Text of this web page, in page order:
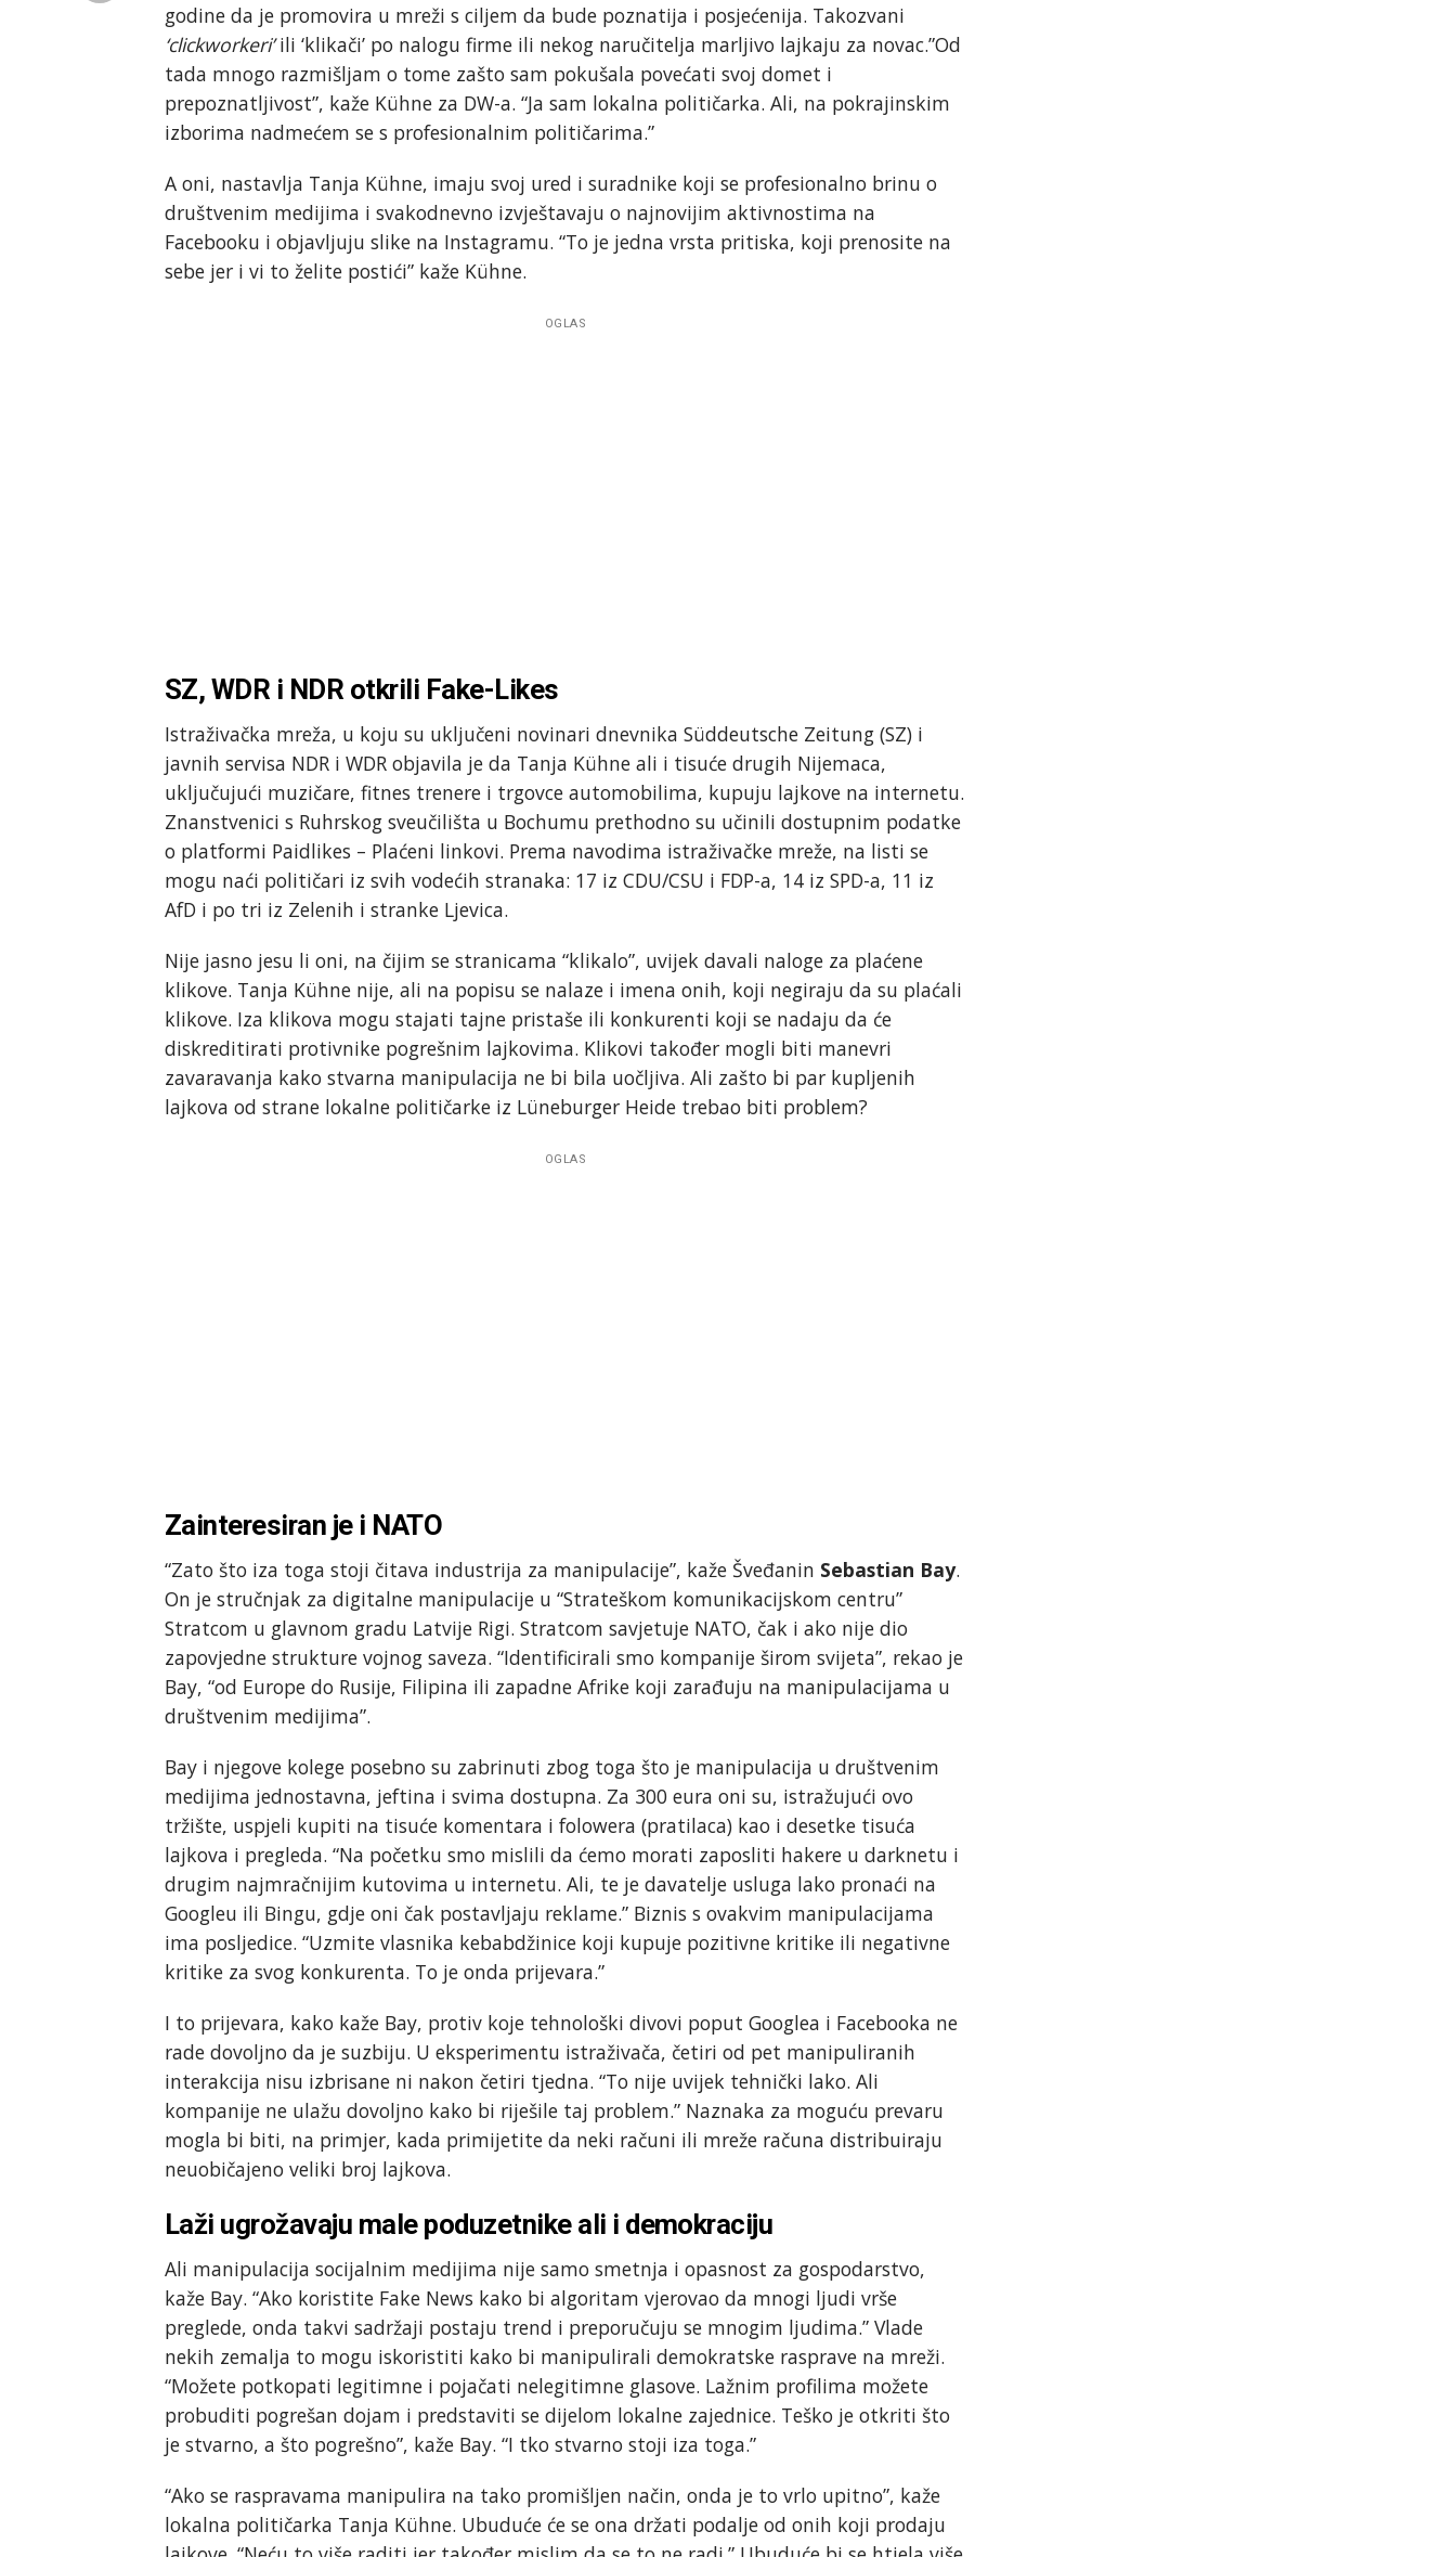
godine da je promovira u mreži s ciljem da bude poznatija i posjećenija. Takozvani
‘clickworkeri’ili ‘klikači’ po nalogu firme ili nekog naručitelja marljivo lajkaju za novac.”Od
tada mnogo razmišljam o tome zašto sam pokušala povećati svoj domet i
prepoznatljivost”, kaže Kühne za DW-a. “Ja sam lokalna političarka. Ali, na pokrajinskim
izborima nadmećem se s profesionalnim političarima.”
A oni, nastavlja Tanja Kühne, imaju svoj ured i suradnike koji se profesionalno brinu o
društvenim medijima i svakodnevno izvještavaju o najnovijim aktivnostima na
Facebooku i objavljuju slike na Instagramu. “To je jedna vrsta pritiska, koji prenosite na
sebe jer i vi to želite postići” kaže Kühne.
OGLAS
SZ, WDR i NDR otkrili Fake-Likes
Istraživačka mreža, u koju su uključeni novinari dnevnika Süddeutsche Zeitung (SZ) i
javnih servisa NDR i WDR objavila je da Tanja Kühne ali i tisuće drugih Nijemaca,
uključujući muzičare, fitnes trenere i trgovce automobilima, kupuju lajkove na internetu.
Znanstvenici s Ruhrskog sveučilišta u Bochumu prethodno su učinili dostupnim podatke
o platformi Paidlikes – Plaćeni linkovi. Prema navodima istraživačke mreže, na listi se
mogu naći političari iz svih vodećih stranaka: 17 iz CDU/CSU i FDP-a, 14 iz SPD-a, 11 iz
AfD i po tri iz Zelenih i stranke Ljevica.
Nije jasno jesu li oni, na čijim se stranicama “klikalo”, uvijek davali naloge za plaćene
klikove. Tanja Kühne nije, ali na popisu se nalaze i imena onih, koji negiraju da su plaćali
klikove. Iza klikova mogu stajati tajne pristaše ili konkurenti koji se nadaju da će
diskreditirati protivnike pogrešnim lajkovima. Klikovi također mogli biti manevri
zavaravanja kako stvarna manipulacija ne bi bila uočljiva. Ali zašto bi par kupljenih
lajkova od strane lokalne političarke iz Lüneburger Heide trebao biti problem?
OGLAS
Zainteresiran je i NATO
“Zato što iza toga stoji čitava industrija za manipulacije”, kaže Šveđanin Sebastian Bay.
On je stručnjak za digitalne manipulacije u “Strateškom komunikacijskom centru”
Stratcom u glavnom gradu Latvije Rigi. Stratcom savjetuje NATO, čak i ako nije dio
zapovjedne strukture vojnog saveza. “Identificirali smo kompanije širom svijeta”, rekao je
Bay, “od Europe do Rusije, Filipina ili zapadne Afrike koji zarađuju na manipulacijama u
društvenim medijima”.
Bay i njegove kolege posebno su zabrinuti zbog toga što je manipulacija u društvenim
medijima jednostavna, jeftina i svima dostupna. Za 300 eura oni su, istražujući ovo
tržište, uspjeli kupiti na tisuće komentara i folowera (pratilaca) kao i desetke tisuća
lajkova i pregleda. “Na početku smo mislili da ćemo morati zaposliti hakere u darknetu i
drugim najmračnijim kutovima u internetu. Ali, te je davatelje usluga lako pronaći na
Googleu ili Bingu, gdje oni čak postavljaju reklame.” Biznis s ovakvim manipulacijama
ima posljedice. “Uzmite vlasnika kebabdžinice koji kupuje pozitivne kritike ili negativne
kritike za svog konkurenta. To je onda prijevara.”
I to prijevara, kako kaže Bay, protiv koje tehnološki divovi poput Googlea i Facebooka ne
rade dovoljno da je suzbiju. U eksperimentu istraživača, četiri od pet manipuliranih
interakcija nisu izbrisane ni nakon četiri tjedna. “To nije uvijek tehnički lako. Ali
kompanije ne ulažu dovoljno kako bi riješile taj problem.” Naznaka za moguću prevaru
mogla bi biti, na primjer, kada primijetite da neki računi ili mreže računa distribuiraju
neuobičajeno veliki broj lajkova.
Laži ugrožavaju male poduzetnike ali i demokraciju
Ali manipulacija socijalnim medijima nije samo smetnja i opasnost za gospodarstvo,
kaže Bay. “Ako koristite Fake News kako bi algoritam vjerovao da mnogi ljudi vrše
preglede, onda takvi sadržaji postaju trend i preporučuju se mnogim ljudima.” Vlade
nekih zemalja to mogu iskoristiti kako bi manipulirali demokratske rasprave na mreži.
“Možete potkopati legitimne i pojačati nelegitimne glasove. Lažnim profilima možete
probuditi pogrešan dojam i predstaviti se dijelom lokalne zajednice. Teško je otkriti što
je stvarno, a što pogrešno”, kaže Bay. “I tko stvarno stoji iza toga.”
“Ako se raspravama manipulira na tako promišljen način, onda je to vrlo upitno”, kaže
lokalna političarka Tanja Kühne. Ubuduće će se ona držati podalje od onih koji prodaju